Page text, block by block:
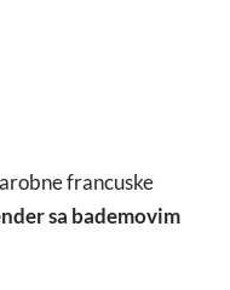
francuske
sa bademovim